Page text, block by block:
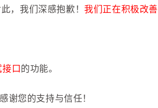
，我们深感抱歉！ 我们正在积极改善
口 的功能。
谢您的支持与信任！